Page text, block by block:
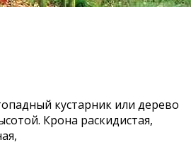
кустарник или дерево
Крона раскидистая,